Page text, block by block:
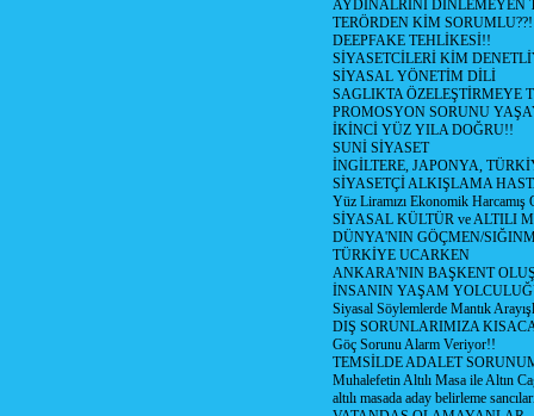
AYDINALRINI DİNLEMEYEN
TERÖRDEN KİM
DEEPFAKE TEHLİKESİ!!
SİYASETCİLERİ KİM
SİYASAL YÖNETİM DİLİ
SAGLIKTA ÖZELEŞTİRMEYE
PROMOSYON SORUNU
İKİNCİ YÜZ YILA DOĞRU!!
SUNİ SİYASET
İNGİLTERE, JAPONYA,
SİYASETÇİ ALKIŞLAMA
Yüz Liramızı Ekonomik Harcamış
SİYASAL KÜLTÜR ve ALTILI
DÜNYA'NIN GÖÇMEN/
TÜRKİYE UCARKEN
ANKARA'NIN BAŞKENT
İNSANIN YAŞAM
Siyasal Söylemlerde Mantık
DIŞ SORUNLARIMIZA
Göç Sorunu Alarm Veriyor!!
TEMSİLDE ADALET
Muhalefetin Altılı Masa ile Altın
altılı masada aday belirleme